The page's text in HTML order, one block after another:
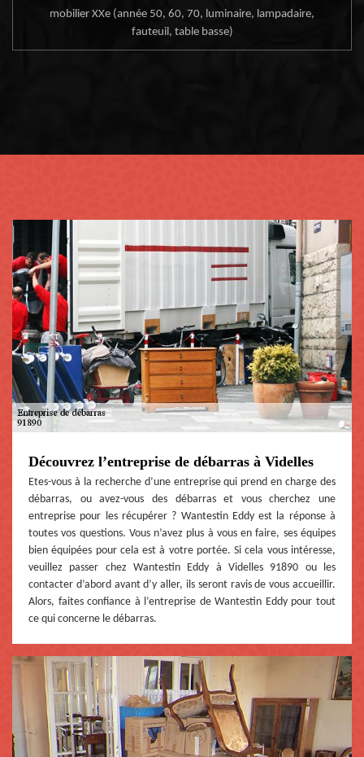
mobilier XXe (année 50, 60, 70, luminaire, lampadaire,
fauteuil, table basse)
Découvrez l’entreprise de débarras à Videlles
Etes-vous à la recherche d’une entreprise qui prend en charge des
débarras, ou avez-vous des débarras et vous cherchez une
entreprise pour les récupérer ? Wantestin Eddy est la réponse à
toutes vos questions. Vous n’avez plus à vous en faire, ses équipes
bien équipées pour cela est à votre portée. Si cela vous intéresse,
veuillez passer chez Wantestin Eddy à Videlles 91890 ou les
contacter d’abord avant d’y aller, ils seront ravis de vous accueillir.
Alors, faites confiance à l’entreprise de Wantestin Eddy pour tout
ce qui concerne le débarras.